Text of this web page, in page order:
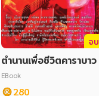
จบ
ตำนานเพื่อชีวิตคาราบาว
EBook
280